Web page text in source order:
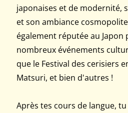
japonaises et de modernité,
et son ambiance
également réputée au
nombreux événements
que le Festival des cerisiers
Matsuri, et bien d'autres !
Après tes cours de langue,